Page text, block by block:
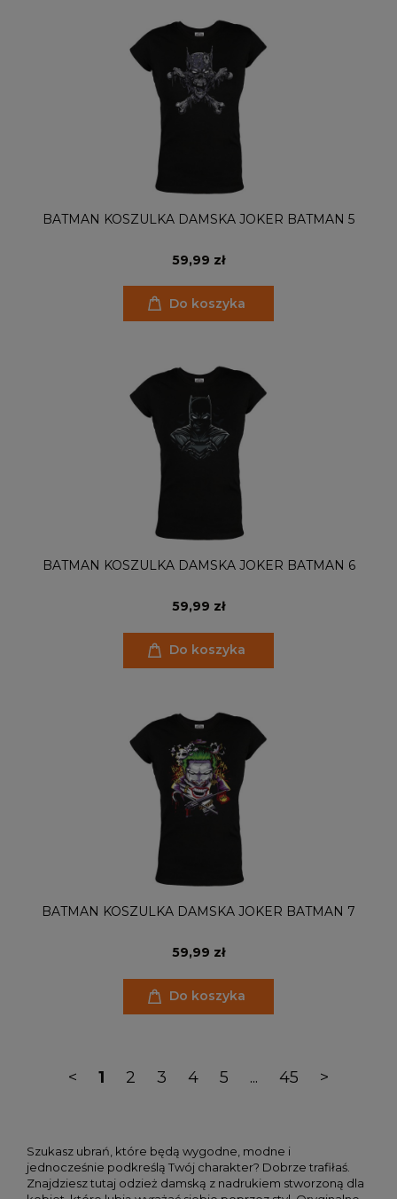
BATMAN KOSZULKA DAMSKA JOKER BATMAN 5
59,99 zł
Do koszyka
BATMAN KOSZULKA DAMSKA JOKER BATMAN 6
59,99 zł
Do koszyka
BATMAN KOSZULKA DAMSKA JOKER BATMAN 7
59,99 zł
Do koszyka
< 1 2 3 4 5 ... 45 >
Szukasz ubrań, które będą wygodne, modne i
jednocześnie podkreślą Twój charakter? Dobrze trafiłaś.
Znajdziesz tutaj odzież damską z nadrukiem stworzoną dla